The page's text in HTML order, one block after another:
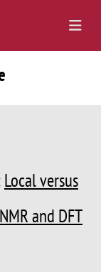
Local versus
and DFT